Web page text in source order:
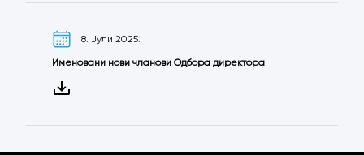
8. Јули 2025.
Именовани нови чланови Одбора директора